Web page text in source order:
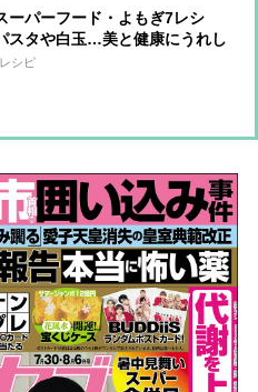
ーパーフード・よもぎ7レシ
スタや白玉…美と健康にうれし
豊富な“よもぎ”をおいしく！
シピ